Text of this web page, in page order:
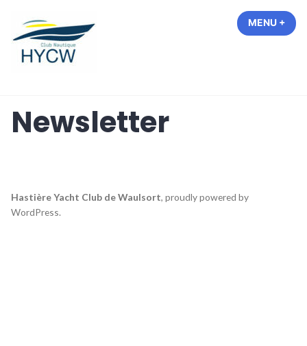
contenu
MENU +
Newsletter
Hastière Yacht Club de Waulsort, proudly powered by
WordPress.